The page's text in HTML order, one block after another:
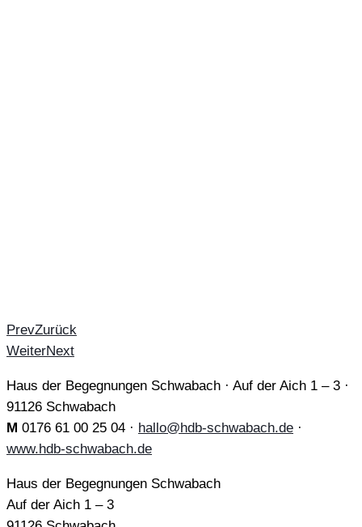
PrevZurück
WeiterNext
Haus der Begegnungen Schwabach · Auf der Aich 1 – 3 ·
91126 Schwabach
M 0176 61 00 25 04 · hallo@hdb-schwabach.de ·
www.hdb-schwabach.de
Haus der Begegnungen Schwabach
Auf der Aich 1 – 3